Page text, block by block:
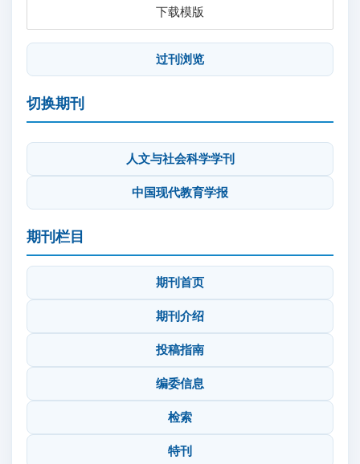
下载模版
过刊浏览
切换期刊
人文与社会科学学刊
中国现代教育学报
期刊栏目
期刊首页
期刊介绍
投稿指南
编委信息
检索
特刊